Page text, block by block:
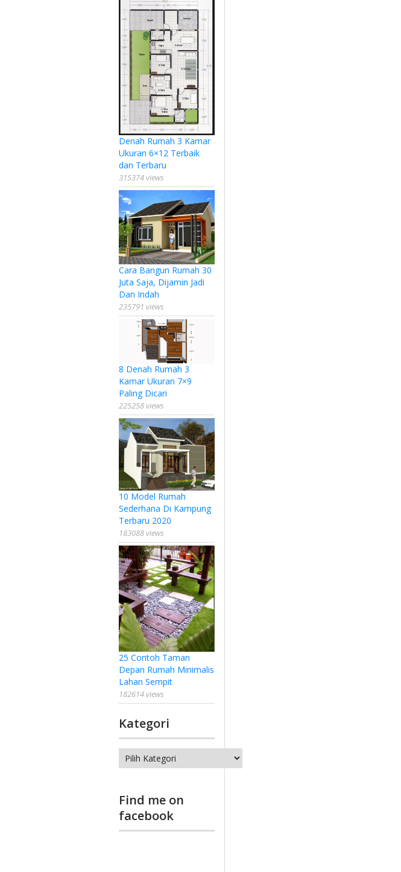
Denah Rumah 3 Kamar
Ukuran 6×12 Terbaik
dan Terbaru
315374 views
Cara Bangun Rumah 30
Juta Saja, Dijamin Jadi
Dan Indah
235791 views
8 Denah Rumah 3
Kamar Ukuran 7×9
Paling Dicari
225258 views
10 Model Rumah
Sederhana Di Kampung
Terbaru 2020
183088 views
25 Contoh Taman
Depan Rumah Minimalis
Lahan Sempit
182614 views
Kategori
Kategori
Find me on
facebook